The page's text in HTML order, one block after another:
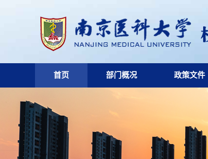
首页 部门概况 政策文件